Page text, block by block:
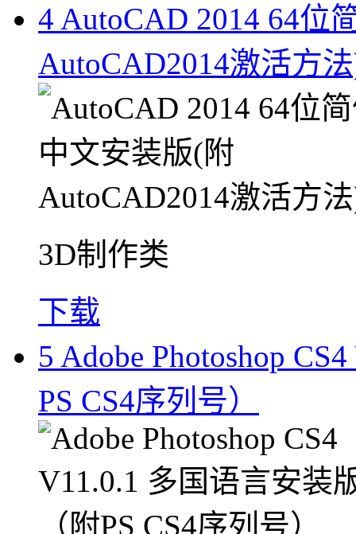
4 AutoCAD 2014 64位
AutoCAD2014激活方
3D制作类
下载
5 Adobe Photoshop
PS CS4序列号）